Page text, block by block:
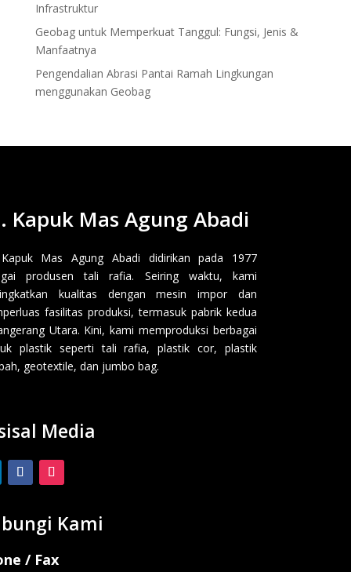
Infrastruktur
Geobag untuk Memperkuat Tanggul: Fungsi, Jenis &
Manfaatnya
Pengendalian Abrasi Pantai Ramah Lingkungan
menggunakan Geobag
Kapuk Mas Agung Abadi
Mas Agung Abadi didirikan pada 1977
produsen tali rafia. Seiring waktu, kami
kualitas dengan mesin impor dan
fasilitas produksi, termasuk pabrik kedua
Utara. Kini, kami memproduksi berbagai
plastik seperti tali rafia, plastik cor, plastik
geotextile, dan jumbo bag.
Media
Kami
/ Fax